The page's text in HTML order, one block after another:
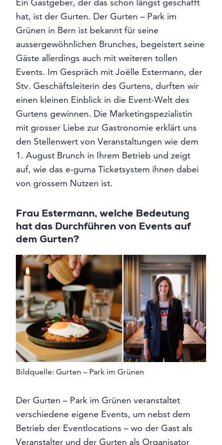
hat, ist der Gurten. Der Gurten – Park im
Grünen in Bern ist bekannt für seine
aussergewöhnlichen Brunches, begeistert seine
Gäste allerdings auch mit weiteren tollen
Events. Im Gespräch mit Joëlle Estermann, der
Stv. Geschäftsleiterin des Gurtens, durften wir
einen kleinen Einblick in die Event-Welt des
Gurtens gewinnen. Die Marketingspezialistin
mit grosser Liebe zur Gastronomie erklärt uns
den Stellenwert von Veranstaltungen wie dem
1. August Brunch in Ihrem Betrieb und zeigt
auf, wie das e-guma Ticketsystem ihnen dabei
von grossem Nutzen ist.
Frau Estermann, welche Bedeutung
hat das Durchführen von Events auf
dem Gurten?
Bildquelle: Gurten – Park im Grünen
Der Gurten – Park im Grünen veranstaltet
verschiedene eigene Events, um nebst dem
Betrieb der Eventlocations – wo der Gast als
Veranstalter und der Gurten als Organisator